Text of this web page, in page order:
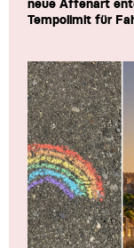
neue Affenart
Tempolimit für